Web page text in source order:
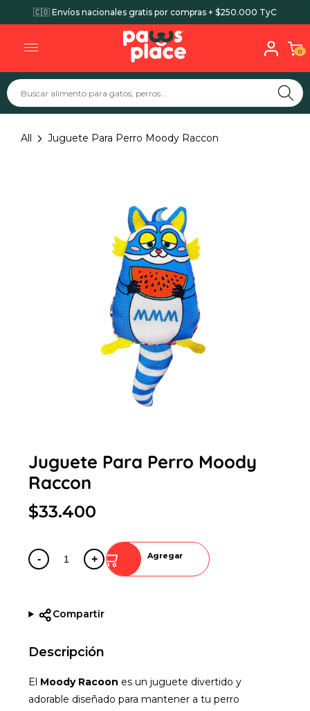
🇨🇴 Envíos nacionales gratis por compras + $250.000 TyC
0
All Juguete Para Perro Moody Raccon
Juguete Para Perro Moody
Raccon
$33.400
- + Agregar
Compartir
Descripción
El Moody Racoon es un juguete divertido y
adorable diseñado para mantener a tu perro